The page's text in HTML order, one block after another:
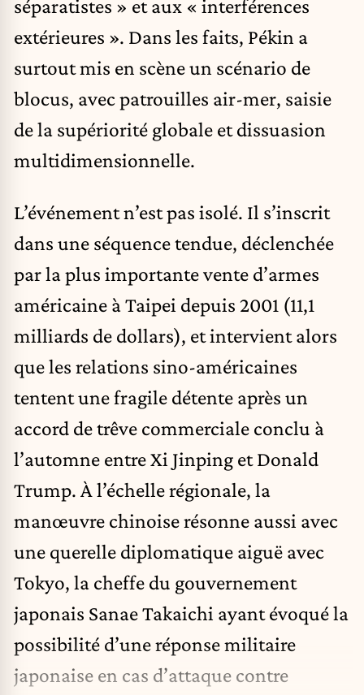
séparatistes » et aux « interférences
extérieures ». Dans les faits, Pékin a
surtout mis en scène un scénario de
blocus, avec patrouilles air-mer, saisie
de la supériorité globale et dissuasion
multidimensionnelle.
L’événement n’est pas isolé. Il s’inscrit
dans une séquence tendue, déclenchée
par la plus importante vente d’armes
américaine à Taipei depuis 2001 (11,1
milliards de dollars), et intervient alors
que les relations sino-américaines
tentent une fragile détente après un
accord de trêve commerciale conclu à
l’automne entre Xi Jinping et Donald
Trump. À l’échelle régionale, la
manœuvre chinoise résonne aussi avec
une querelle diplomatique aiguë avec
Tokyo, la cheffe du gouvernement
japonais Sanae Takaichi ayant évoqué la
possibilité d’une réponse militaire
japonaise en cas d’attaque contre